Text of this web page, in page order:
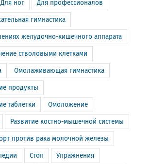
Для ног Для профессионалов
гимнастика
желудочно-кишечного аппарата
стволовыми клетками
Омолаживающая гимнастика
продукты
таблетки Омоложение
Развитие костно-мышечной системы
против рака молочной железы
Стоп Упражнения